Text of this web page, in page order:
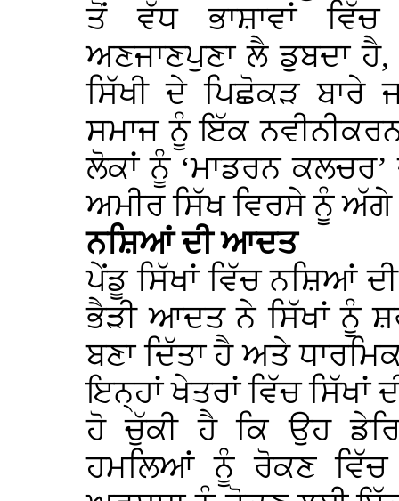
ਤੋਂ ਵੱਧ ਭਾਸ਼ਾਵਾਂ ਵਿੱਚ
ਅਣਜਾਣਪੁਣਾ ਲੈ ਡੁਬਦਾ
ਸਿੱਖੀ ਦੇ ਪਿਛੋਕੜ ਬਾਰੇ
ਸਮਾਜ ਨੂੰ ਇੱਕ
ਲੋਕਾਂ ਨੂੰ ‘ਮਾਡਰਨ
ਅਮੀਰ ਸਿੱਖ ਵਿਰਸੇ ਨੂੰ
ਨਸ਼ਿਆਂ ਦੀ ਆਦਤ
ਪੇਂਡੂ ਸਿੱਖਾਂ ਵਿੱਚ ਨਸ਼ਿਆਂ
ਭੈੜੀ ਆਦਤ ਨੇ ਸਿੱਖਾਂ ਨੂੰ
ਬਣਾ ਦਿੱਤਾ ਹੈ ਅਤੇ
ਇਨ੍ਹਾਂ ਖੇਤਰਾਂ ਵਿੱਚ
ਹੋ ਚੁੱਕੀ ਹੈ ਕਿ ਉਹ
ਹਮਲਿਆਂ ਨੂੰ ਰੋਕਣ ਵਿੱਚ